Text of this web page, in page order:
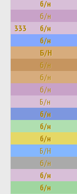
б/н
б/н
333 б/н
б/н
Б/Н
б/н
б/н
б/н
Б/н
б/н
б/н
б/н
Б/Н
б/н
б/н
б/н